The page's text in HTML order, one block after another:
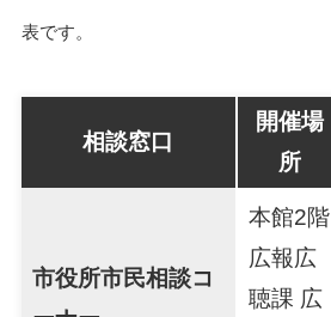
表です。
相談窓口
開催場
所
市役所市民相談コ
本館2階
広報広
聴課 広